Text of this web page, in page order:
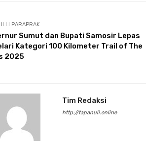
PARAPRAK
Sumut dan Bupati Samosir Lepas
Kategori 100 Kilometer Trail of The
2025
Tim Redaksi
http://tapanuli.online